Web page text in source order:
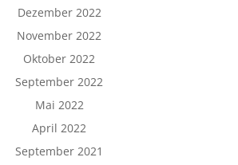
Dezember 2022
November 2022
Oktober 2022
September 2022
Mai 2022
April 2022
September 2021